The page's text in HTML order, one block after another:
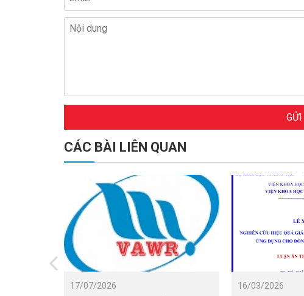
GỬI
CÁC BÀI LIÊN QUAN
17/07/2026 16/03/2026